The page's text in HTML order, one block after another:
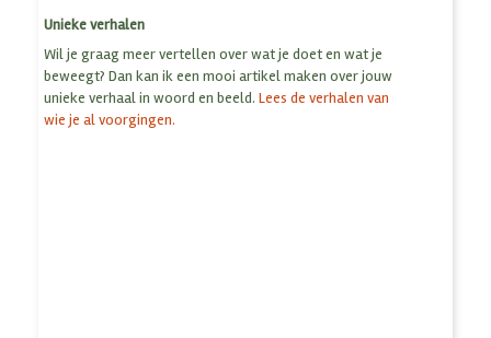
Unieke verhalen
Wil je graag meer vertellen over wat je doet en wat je
beweegt? Dan kan ik een mooi artikel maken over jouw
unieke verhaal in woord en beeld. Lees de verhalen van
wie je al voorgingen.